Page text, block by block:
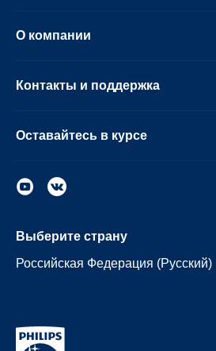
О компании
Контакты и поддержка
Оставайтесь в курсе
Выберите страну
Российская Федерация (Русский)